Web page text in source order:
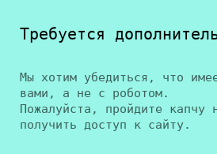
Требуется
Мы хотим убедиться, что
вами, а не с роботом.
Пожалуйста, пройдите капчу
получить доступ к сайту.